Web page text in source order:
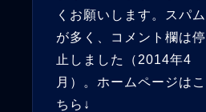
くお願いします。スパム
が多く、コメント欄は停
止しました（2014年4
月）。ホームページはこ
ちら↓